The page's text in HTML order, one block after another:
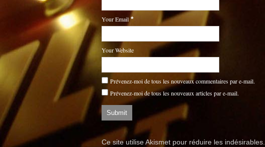
Your Email *
Your Website
Prévenez-moi de tous les nouveaux commentaires par e-mail.
Prévenez-moi de tous les nouveaux articles par e-mail.
Ce site utilise Akismet pour réduire les indésirables.